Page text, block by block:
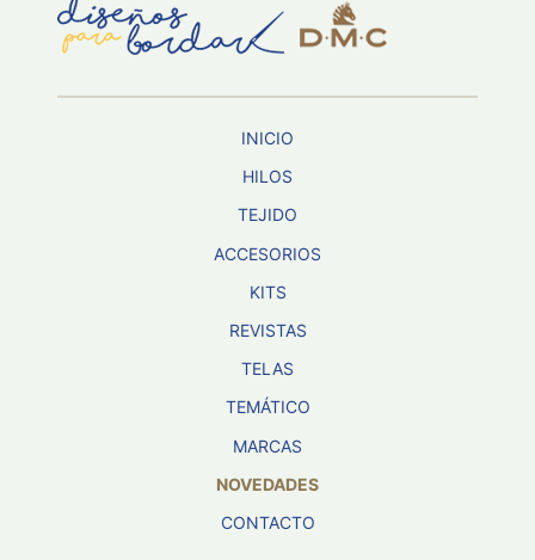
INICIO
HILOS
TEJIDO
ACCESORIOS
KITS
REVISTAS
TELAS
TEMÁTICO
MARCAS
NOVEDADES
CONTACTO